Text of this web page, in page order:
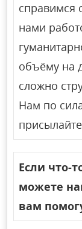
справимся
нами
объёму на
сложно
Нам по
Если что-
можете
вам